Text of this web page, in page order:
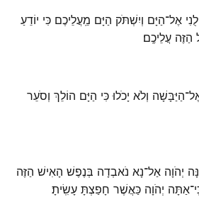
אֶל־הַיָּם וְיִשְׁתֹּק הַיָּם מֵֽעֲלֵיכֶם כִּי יוֹדֵעַ
עֲלֵיכֶֽם׃
וְלֹא יָכֹלוּ כִּי הַיָּם הוֹלֵךְ וְסֹעֵר
אָנָּה יְהֹוָה אַל־נָא נֹאבְדָה בְּנֶפֶשׁ הָאִישׁ הַזֶּה
יְהֹוָה כַּאֲשֶׁר חָפַצְתָּ עָשִֽׂיתָ׃